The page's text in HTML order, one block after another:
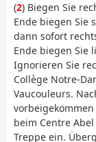
(2) Biegen Sie
Ende biegen Sie
dann sofort
Ende biegen Sie
Ignorieren Sie
Collège Notre-
Vaucouleurs.
beim Centre
Treppe ein.